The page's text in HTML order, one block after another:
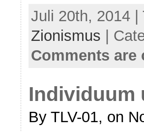
Juli 20th, 2014
Zionismus |
Comments are
Individuum
By TLV-01, on